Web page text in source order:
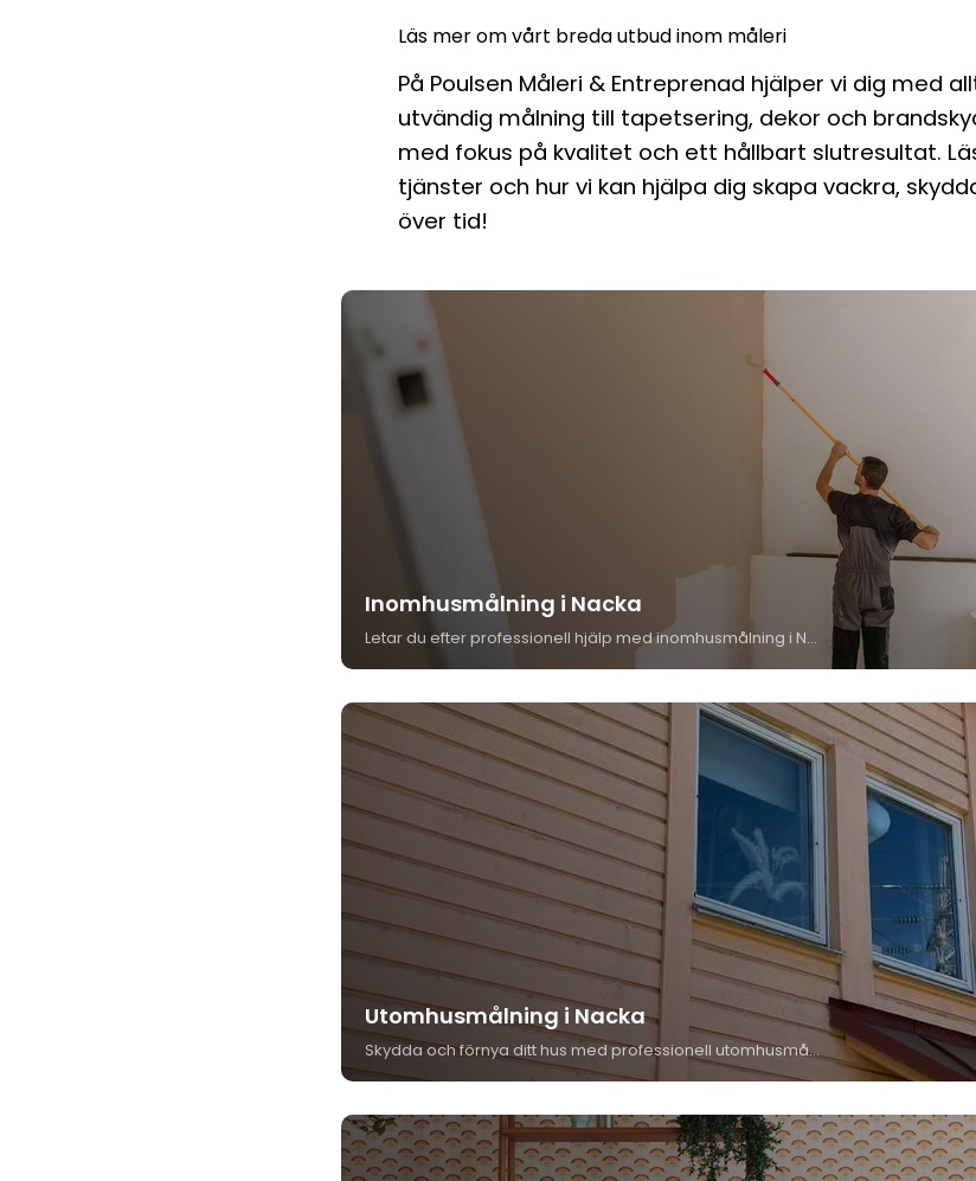
Läs mer om vårt breda utbud inom måleri
På Poulsen Måleri & Entreprenad hjälper vi dig med
utvändig målning till tapetsering, dekor och
med fokus på kvalitet och ett hållbart slutresultat.
tjänster och hur vi kan hjälpa dig skapa vackra,
över tid!
Inomhusmålning i Nacka
Letar du efter professionell hjälp med inomhusmålning i Nacka? Vi erbjuder skräddarsydda lösningar för väggar, tak och snickerier med fokus på kvalitet och precision. Skapa en trivsam inomhusmiljö med hjälp av våra erfarna målare i Nacka.
Utomhusmålning i Nacka
Skydda och förnya ditt hus med professionell utomhusmålning i Nacka. Vi erbjuder hållbara lösningar för fasader, fönster och detaljer – alltid med noggrant utfört arbete. Kontakta oss för rådgivning och få en kostnadsfri offert.